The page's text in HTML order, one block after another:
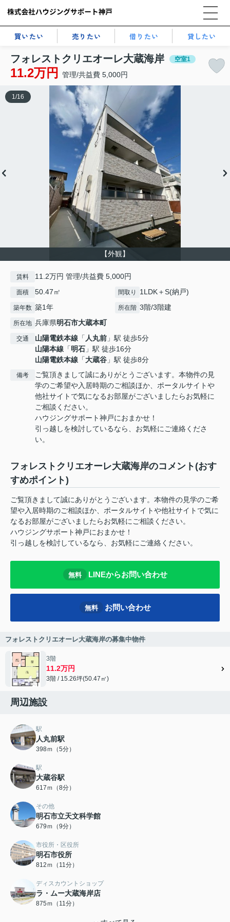
買いたい 売りたい 借りたい 貸したい
フォレストクリエオーレ大蔵海岸 空室1
11.2万円 管理/共益費 5,000円
【外観】
1/16
賃料 11.2万円 管理/共益費 5,000円
面積 50.47㎡ 間取り 1LDK＋S(納戸)
築年数 築1年 所在階 3階/3階建
所在地 兵庫県明石市大蔵本町
交通 山陽電鉄本線 「 人丸前 」駅 徒歩5分
山陽本線 「明石 」駅 徒歩16分
山陽電鉄本線 「大蔵谷 」駅 徒歩8分
備考
ご覧頂きまして誠にありがとうございます。本物件の見
学のご希望や入居時期のご相談ほか、ポータルサイトや
他社サイトで気になるお部屋がございましたらお気軽に
ご相談ください。
ハウジングサポート神戸におまかせ！
引っ越しを検討しているなら、お気軽にご連絡くださ
い。
フォレストクリエオーレ大蔵海岸のコメント(おす
すめポイント)
ご覧頂きまして誠にありがとうございます。本物件の見学のご希
望や入居時期のご相談ほか、ポータルサイトや他社サイトで気に
なるお部屋がございましたらお気軽にご相談ください。
ハウジングサポート神戸におまかせ！
引っ越しを検討しているなら、お気軽にご連絡ください。
無料 LINEからお問い合わせ
無料 お問い合わせ
フォレストクリエオーレ大蔵海岸の募集中物件
3階
11.2万円
3階 / 15.26坪(50.47㎡)
周辺施設
駅
人丸前駅
398ｍ（5分）
駅
大蔵谷駅
617ｍ（8分）
その他
明石市立天文科学館
679ｍ（9分）
市役所・区役所
明石市役所
812ｍ（11分）
ディスカウントショップ
ラ・ムー大蔵海岸店
875ｍ（11分）